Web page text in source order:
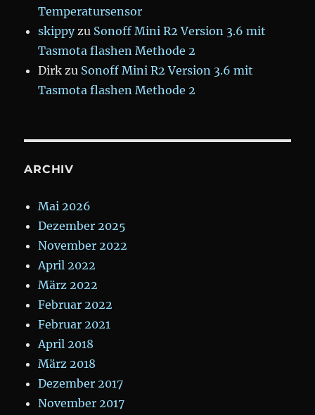
Temperatursensor
skippyzu Sonoff Mini R2 Version 3.6 mit
Tasmota flashen Methode 2
Dirk zu Sonoff Mini R2 Version 3.6 mit
Tasmota flashen Methode 2
ARCHIV
Mai 2026
Dezember 2025
November 2022
April 2022
März 2022
Februar 2022
Februar 2021
April 2018
März 2018
Dezember 2017
November 2017